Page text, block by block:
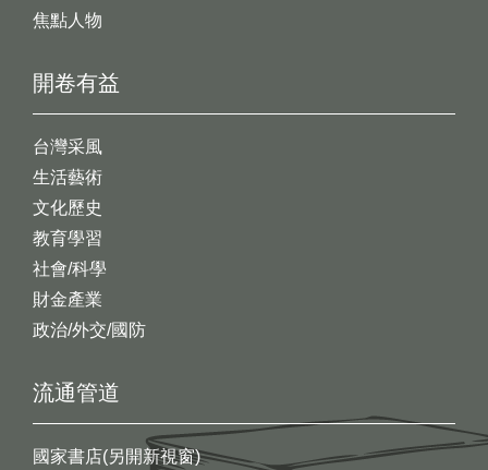
開卷有益
台灣采風
生活藝術
文化歷史
教育學習
社會/科學
財金產業
政治/外交/國防
焦點人物
流通管道
國家書店(另開新視窗)